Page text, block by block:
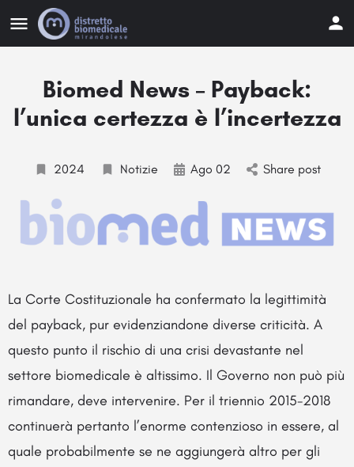
Biomed News – Payback:
l’unica certezza è l’incertezza
2024 Notizie Ago 02 Share post
La Corte Costituzionale ha confermato la legittimità
del payback, pur evidenziandone diverse criticità. A
questo punto il rischio di una crisi devastante nel
settore biomedicale è altissimo. Il Governo non può più
rimandare, deve intervenire. Per il triennio 2015-2018
continuerà pertanto l’enorme contenzioso in essere, al
quale probabilmente se ne aggiungerà altro per gli